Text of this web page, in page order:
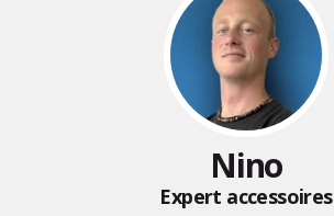
Nino
Expert accessoires